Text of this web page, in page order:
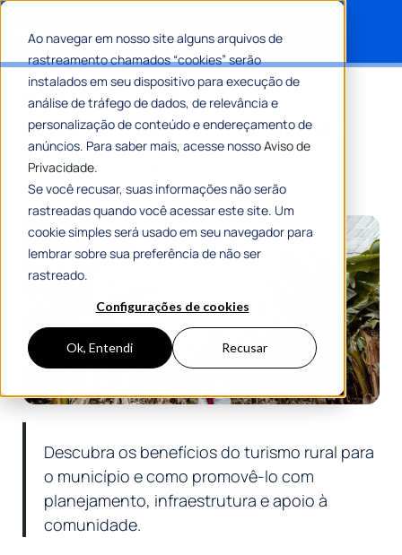
Ao navegar em nosso site alguns arquivos de
rastreamento chamados “cookies” serão
instalados em seu dispositivo para execução de
análise de tráfego de dados, de relevância e
personalização de conteúdo e endereçamento de
anúncios. Para saber mais, acesse nossoAviso de
Privacidade.
Se você recusar, suas informações não serão
rastreadas quando você acessar este site. Um
cookie simples será usado em seu navegador para
lembrar sobre sua preferência de não ser
rastreado.
Configurações de cookies
Ok, Entendi Recusar
Turismo rural: entenda os
benefícios e como promovê-lo!
PorEquipe Editorial 1Doc
7 Min De Leitura
Descubra os benefícios do turismo rural para
o município e como promovê-lo com
planejamento, infraestrutura e apoio à
comunidade.